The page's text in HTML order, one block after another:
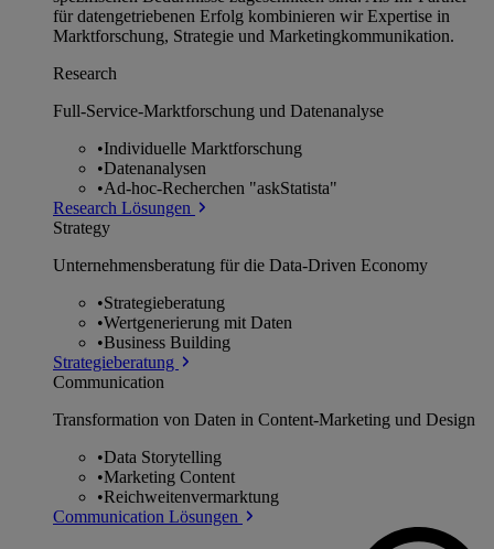
für datengetriebenen Erfolg kombinieren wir Expertise in
Marktforschung, Strategie und Marketingkommunikation.
Research
Full-Service-Marktforschung und Datenanalyse
•Individuelle Marktforschung
•Datenanalysen
•Ad-hoc-Recherchen "askStatista"
Research Lösungen
Strategy
Unternehmens­beratung für die Data-Driven Economy
•Strategieberatung
•Wertgenerierung mit Daten
•Business Building
Strategieberatung
Communication
Transformation von Daten in Content-Marketing und Design
•Data Storytelling
•Marketing Content
•Reichweitenvermarktung
Communication Lösungen